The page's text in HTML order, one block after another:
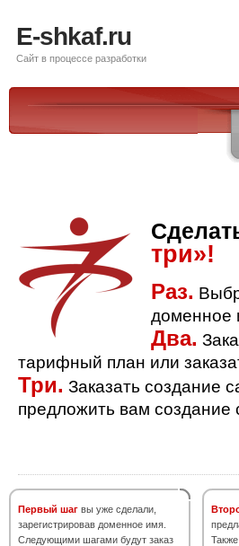
E-shkaf.ru
Сайт в процессе разработки
три»!
Раз.
доменное
Два.
тарифный план или
Три. Заказать создание
предложить вам
Первый шаг вы уже сделали,
зарегистрировав доменное имя.
Следующими шагами будут заказ